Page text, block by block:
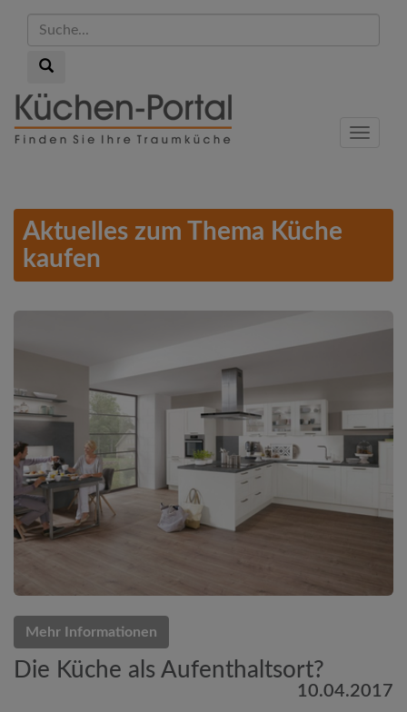
Suche...
Skip
to
main
Menu
Aktuelles zum Thema Küche
kaufen
Mehr Informationen
Die Küche als Aufenthaltsort?
10.04.2017